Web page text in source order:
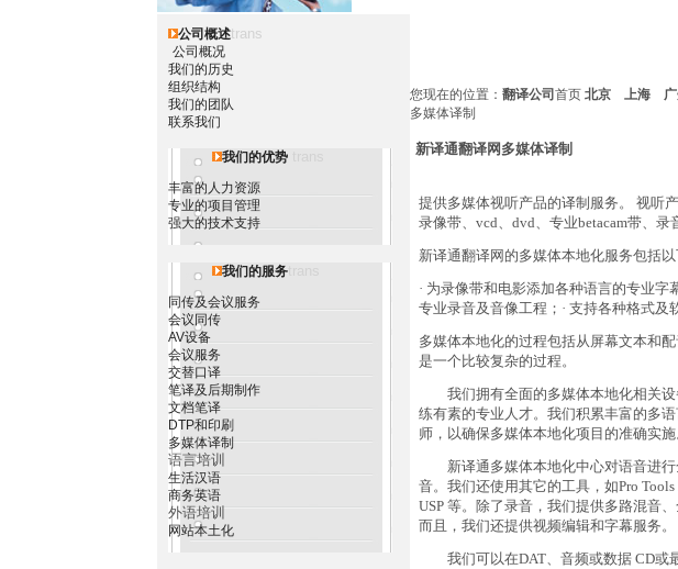
公司概述trans
公司概况
我们的历史
组织结构
我们的团队
联系我们
我们的优势
丰富的人力资源
专业的项目管理
强大的技术支持
我们的服务
同传及会议服务
会议同传
AV设备
会议服务
交替口译
笔译及后期制作
文档笔译
DTP和印刷
多媒体译制
语言培训
生活汉语
商务英语
外语培训
网站本土化
您现在的位置： 翻译公司 首页 北京 上海
多媒体译制
新译通翻译网多媒体译制
提供多媒体视听产品的译制服务。 视听
录像带、vcd、dvd、专业betacam带、录
新译通翻译网的多媒体本地化服务包括以
· 为录像带和电影添加各种语言的专业字
专业录音及音像工程；· 支持各种格式及
多媒体本地化的过程包括从屏幕文本和
是一个比较复杂的过程。
我们拥有全面的多媒体本地化相关设
练有素的专业人才。我们积累丰富的多
师，以确保多媒体本地化项目的准确实施
新译通多媒体本地化中心对语音进行
音。我们还使用其它的工具，如Pro Tools
USP 等。除了录音，我们提供多路混音
而且，我们还提供视频编辑和字幕服务。
我们可以在DAT、音频或数据 CD或